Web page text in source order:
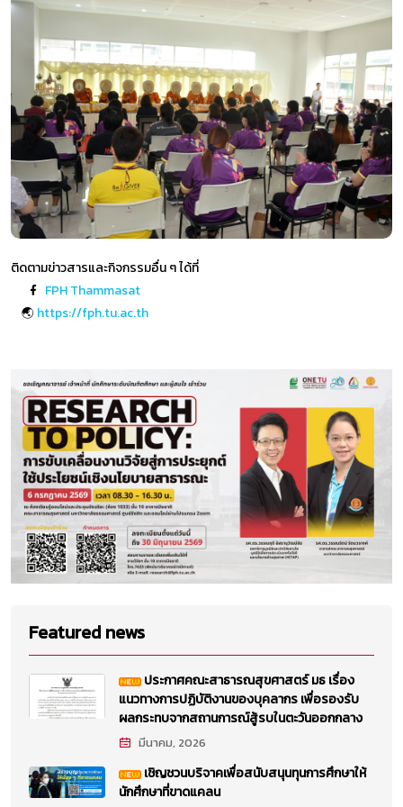
ติดตามข่าวสารและกิจกรรมอื่น ๆ ได้ที่
FPH Thammasat
🌏 https://fph.tu.ac.th
Featured news
ประกาศคณะสาธารณสุขศาสตร์ มธ เรื่อง
แนวทางการปฏิบัติงานของบุคลากร เพื่อรองรับ
ผลกระทบจากสถานการณ์สู้รบในตะวันออกกลาง
มีนาคม, 2026
เชิญชวนบริจาคเพื่อสนับสนุนทุนการศึกษาให้
นักศึกษาที่ขาดแคลน